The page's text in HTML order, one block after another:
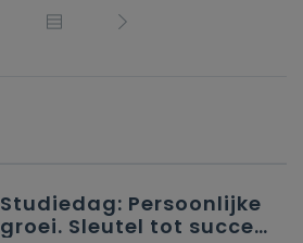
Studiedag: Persoonlijke
groei. Sleutel tot succes